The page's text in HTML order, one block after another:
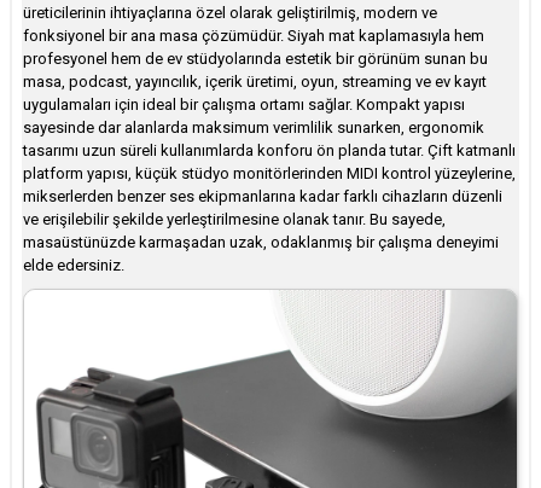
üreticilerinin ihtiyaçlarına özel olarak geliştirilmiş, modern ve
fonksiyonel bir ana masa çözümüdür. Siyah mat kaplamasıyla hem
profesyonel hem de ev stüdyolarında estetik bir görünüm sunan bu
masa, podcast, yayıncılık, içerik üretimi, oyun, streaming ve ev kayıt
uygulamaları için ideal bir çalışma ortamı sağlar. Kompakt yapısı
sayesinde dar alanlarda maksimum verimlilik sunarken, ergonomik
tasarımı uzun süreli kullanımlarda konforu ön planda tutar. Çift katmanlı
platform yapısı, küçük stüdyo monitörlerinden MIDI kontrol yüzeylerine,
mikserlerden benzer ses ekipmanlarına kadar farklı cihazların düzenli
ve erişilebilir şekilde yerleştirilmesine olanak tanır. Bu sayede,
masaüstünüzde karmaşadan uzak, odaklanmış bir çalışma deneyimi
elde edersiniz.